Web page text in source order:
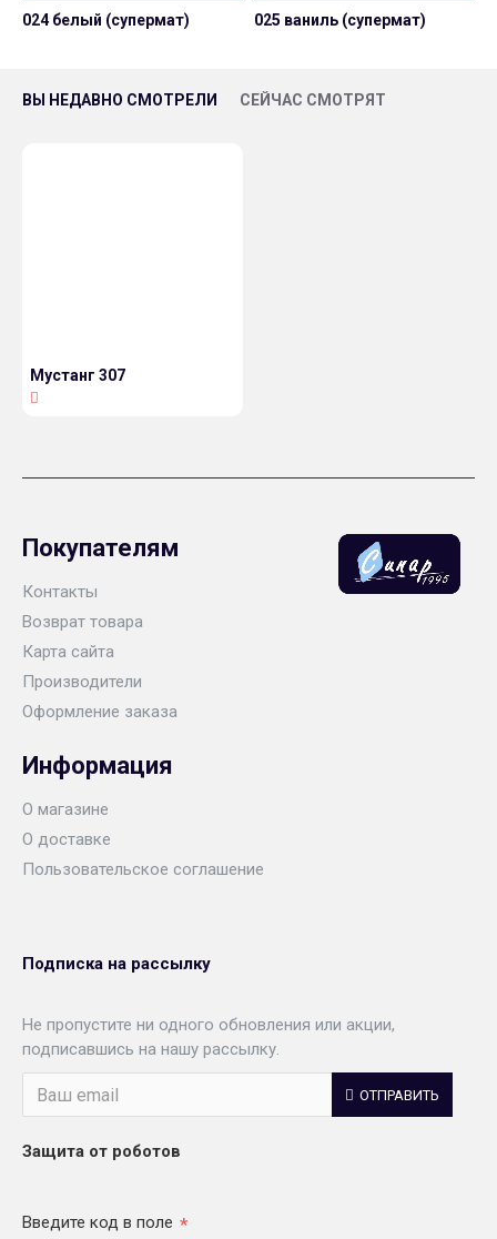
024 белый (супермат) 025 ваниль (супермат)
ВЫ НЕДАВНО СМОТРЕЛИ СЕЙЧАС СМОТРЯТ
Мустанг 307
Покупателям
Контакты
Возврат товара
Карта сайта
Производители
Оформление заказа
Информация
О магазине
О доставке
Пользовательское соглашение
Подписка на рассылку
Не пропустите ни одного обновления или акции,
подписавшись на нашу рассылку.
ОТПРАВИТЬ
Защита от роботов
Введите код в поле